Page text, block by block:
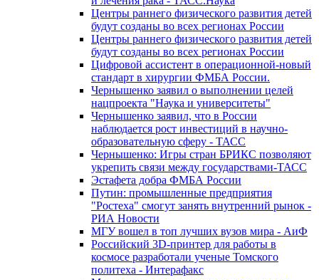
Центры раннего физического развития детей
будут созданы во всех регионах России
Центры раннего физического развития детей
будут созданы во всех регионах России
Цифровой ассистент в операционной-новый
стандарт в хирургии ФМБА России.
Чернышенко заявил о выполнении целей
нацпроекта "Наука и университеты"
Чернышенко заявил, что в России
наблюдается рост инвестиций в научно-
образовательную сферу - ТАСС
Чернышенко: Игры стран БРИКС позволяют
укрепить связи между государствами-ТАСС
Эстафета добра ФМБА России
Путин: промышленные предприятия
"Ростеха" смогут занять внутренний рынок -
РИА Новости
МГУ вошел в топ лучших вузов мира - АиФ
Российский 3D-принтер для работы в
космосе разработали ученые Томского
политеха - Интерафакс